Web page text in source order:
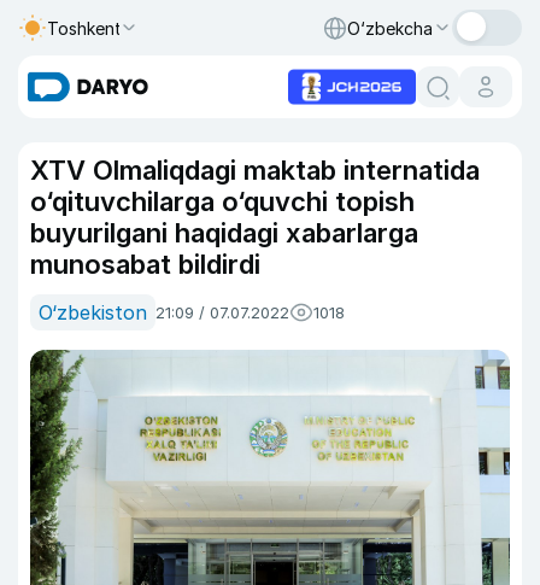
Toshkent O‘zbekcha
XTV Olmaliqdagi maktab internatida
o‘qituvchilarga o‘quvchi topish
buyurilgani haqidagi xabarlarga
munosabat bildirdi
O‘zbekiston 21:09 / 07.07.2022 1018